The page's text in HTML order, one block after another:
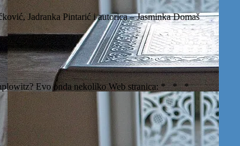
Jadranka Pintarić i autorica – Jasminka Domaš
Evo onda nekoliko Web stranica: * * *